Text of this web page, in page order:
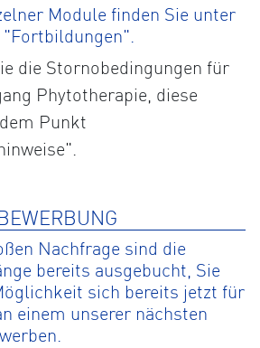
Module finden Sie unter
die Stornobedingungen für
Phytotherapie, diese
Punkt
Nachfrage sind die
bereits ausgebucht, Sie
sich bereits jetzt für
einem unserer nächsten